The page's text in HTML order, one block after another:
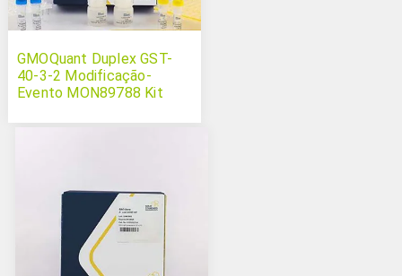
GMOQuant Duplex GST-
40-3-2 Modificação-
Evento MON89788 Kit